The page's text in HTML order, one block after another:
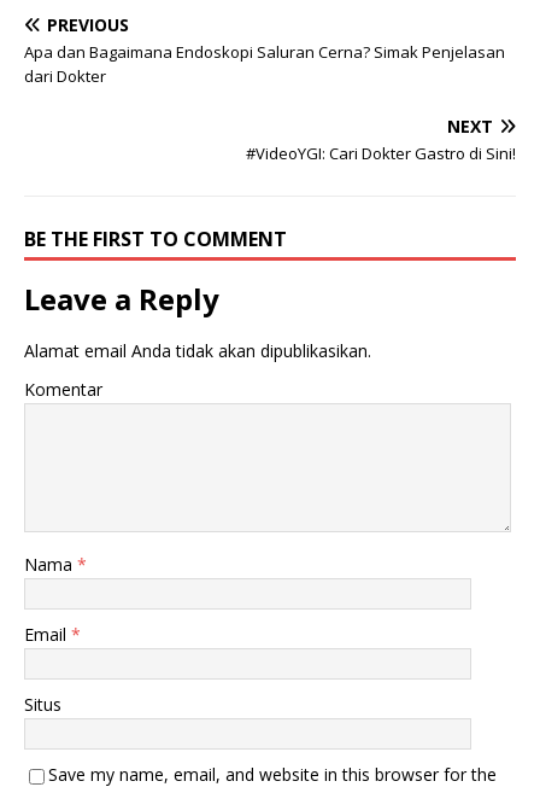
PREVIOUS
Apa dan Bagaimana Endoskopi Saluran Cerna? Simak Penjelasan
dari Dokter
NEXT
#VideoYGI: Cari Dokter Gastro di Sini!
BE THE FIRST TO COMMENT
Leave a Reply
Alamat email Anda tidak akan dipublikasikan.
Komentar
Nama *
Email *
Situs
Save my name, email, and website in this browser for the